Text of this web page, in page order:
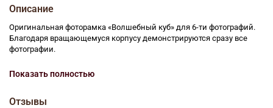
Описание
Оригинальная фоторамка «Волшебный куб» для 6-ти фотографий.
Благодаря вращающемуся корпусу демонстрируются сразу все
фотографии.
замечательным подарком. Это красивое и необычное обрамление
Показать полностью
Отзывы